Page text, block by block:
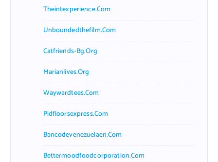
Theintexperience.com
Unboundedthefilm.com
Catfriends-Bg.org
Marianlives.org
Waywardtees.com
Pidfloorsexpress.com
Bancodevenezuelaen.com
Bettermoodfoodcorporation.com